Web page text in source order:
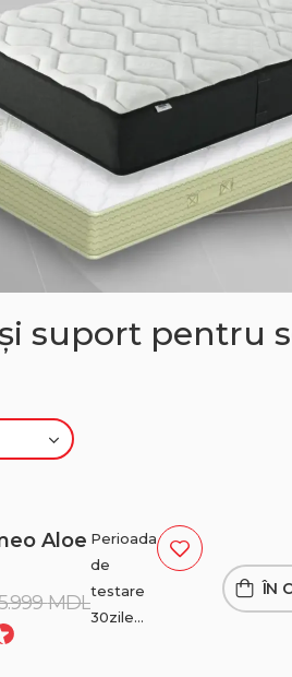
suport pentru
Aloe
MDL
Perioada
de
testare
30zile
ÎN